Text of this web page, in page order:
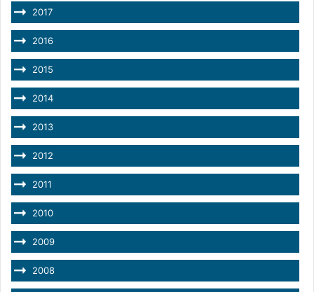
2017
2016
2015
2014
2013
2012
2011
2010
2009
2008